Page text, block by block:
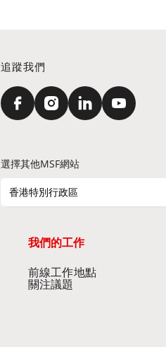
追蹤我們
選擇其他MSF網站
香港特別行政區
我們的工作
前線工作地點​
關注議題